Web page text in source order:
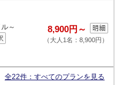
～ 8,900円～
（大人1名：8,900円）
全22件： すべてのプランを見る